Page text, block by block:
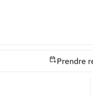
Prendre